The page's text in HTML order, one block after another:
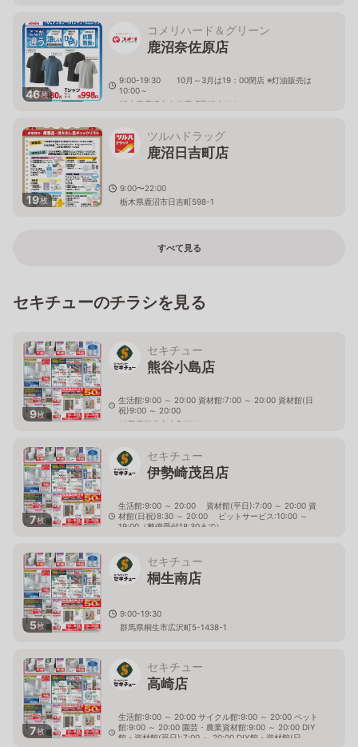
46枚
コメリハード＆グリーン
鹿沼奈佐原店
9:00-19:30 10月～3月は19：00閉店 ※灯油販売は
10:00～
栃木県鹿沼市奈佐原町字橋本103
19枚
ツルハドラッグ
鹿沼日吉町店
9:00〜22:00
栃木県鹿沼市日吉町598-1
すべて見る
セキチューのチラシを見る
9枚
セキチュー
熊谷小島店
生活館:9:00 ～ 20:00 資材館:7:00 ～ 20:00 資材館(日
祝)9:00 ～ 20:00
埼玉県熊谷市小島770
7枚
セキチュー
伊勢崎茂呂店
生活館:9:00 ～ 20:00 資材館(平日):7:00 ～ 20:00 資
材館(日祝)8:30 ～ 20:00 ピットサービス:10:00 ～
19:00（整備受付18:30まで）
5枚
セキチュー
桐生南店
9:00-19:30
群馬県桐生市広沢町5-1438-1
7枚
セキチュー
高崎店
生活館:9:00 ～ 20:00 サイクル館:9:00 ～ 20:00 ペット
館:9:00 ～ 20:00 園芸・農業資材館:9:00 ～ 20:00 DIY
館・資材館(平日):7:00 ～ 20:00 DIY館・資材館(日